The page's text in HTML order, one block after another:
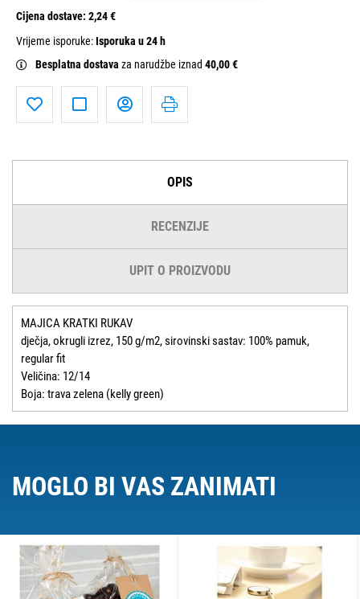
Cijena dostave: 2,24 €
Vrijeme isporuke:Isporuka u 24 h
Besplatna dostava za narudžbe iznad 40,00 €
OPIS
RECENZIJE
UPIT O PROIZVODU
MAJICA KRATKI RUKAV
dječja, okrugli izrez, 150 g/m2, sirovinski sastav: 100% pamuk,
regular fit
Veličina: 12/14
Boja: trava zelena (kelly green)
MOGLO BI VAS ZANIMATI